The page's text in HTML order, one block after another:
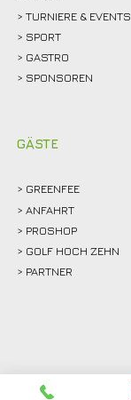
> TURNIERE & EVENTS
> SPORT
> GASTRO
> SPONSOREN
GÄSTE
> GREENFEE
> ANFAHRT
> PROSHOP
> GOLF HOCH ZEHN
> PARTNER